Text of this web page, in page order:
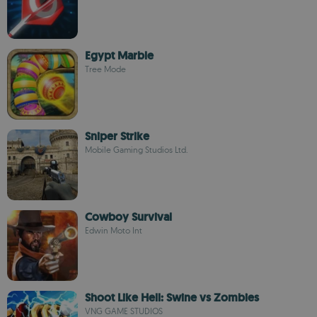
Egypt Marble
Tree Mode
Sniper Strike
Mobile Gaming Studios Ltd.
Cowboy Survival
Edwin Moto Int
Shoot Like Hell: Swine vs Zombies
VNG GAME STUDIOS